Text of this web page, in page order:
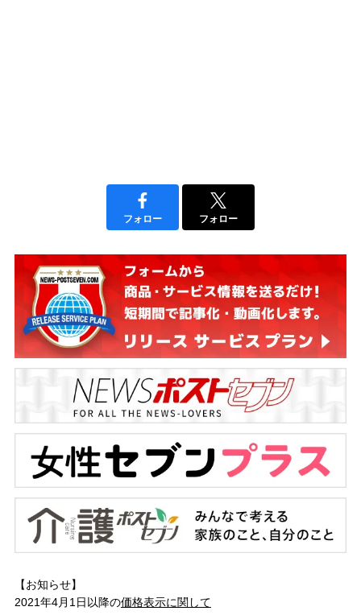
フォロー フォロー
【お知らせ】
2021年4月1日以降の価格表示に関して